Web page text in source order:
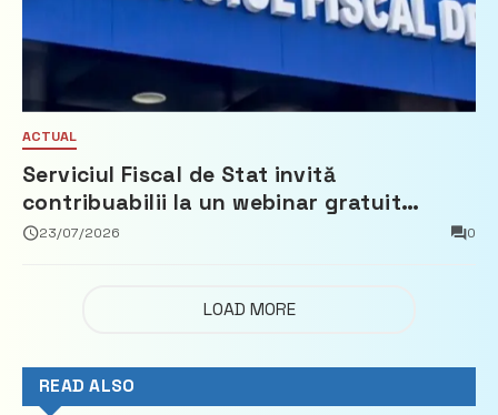
ACTUAL
Serviciul Fiscal de Stat invită
contribuabilii la un webinar gratuit
privind calculul impozitului pe bunurile
23/07/2026 0
LOAD MORE
READ ALSO